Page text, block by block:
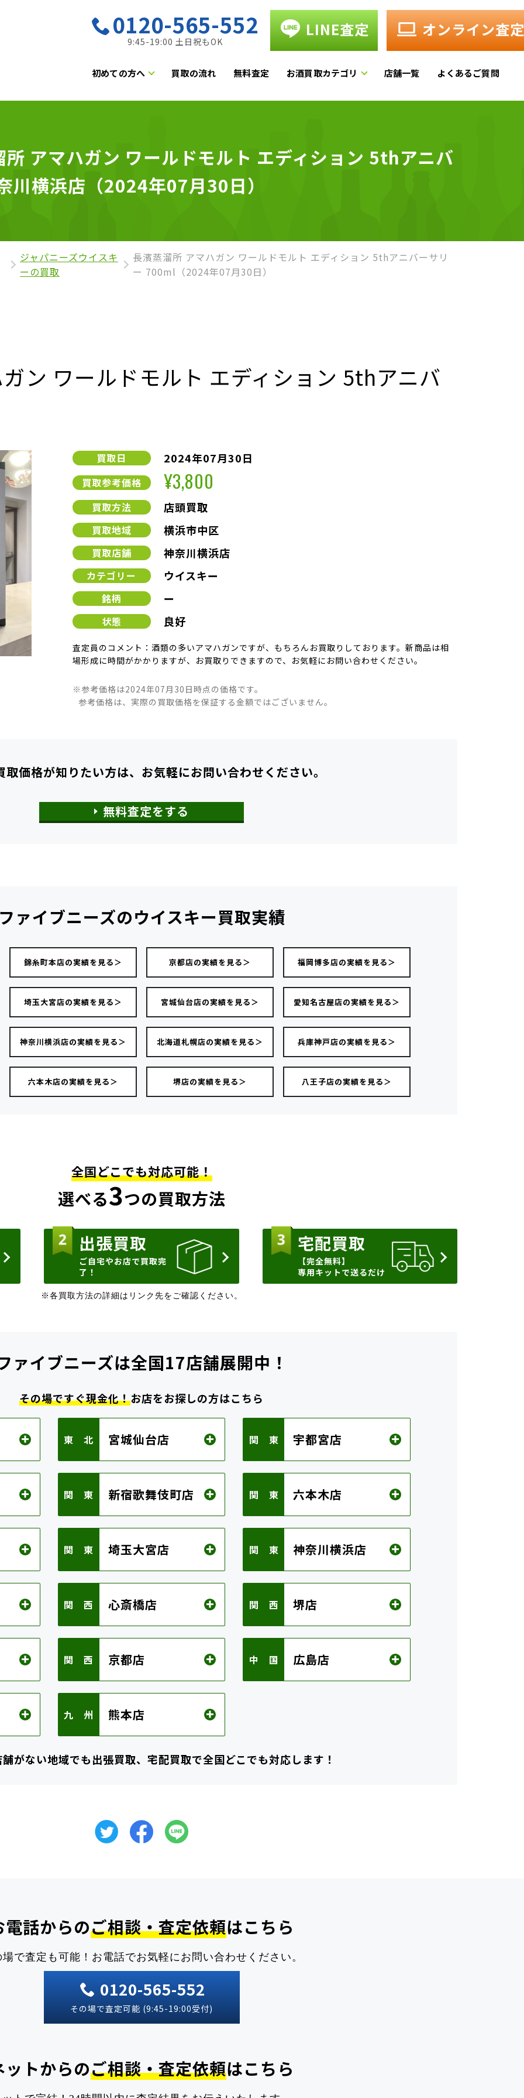
0120-565-552
9:45-19:00 土日祝もOK
LINE査定 オンライン査定
初めての方へ 買取の流れ 無料査定 お酒買取カテゴリ 店舗一覧 よくあるご質問
アマハガン ワールドモルト エディション 5thアニバ
横浜店（2024年07月30日）
ジャパニーズウイスキ
ーの買取
長濱蒸溜所 アマハガン ワールドモルト エディション 5thアニバーサリ
ー 700ml（2024年07月30日）
ン ワールドモルト エディション 5thアニバ
買取日 2024年07月30日
買取参考価格 ¥3,800
買取方法 店頭買取
買取地域 横浜市中区
買取店舗 神奈川横浜店
カテゴリー ウイスキー
銘柄 ー
状態 良好
査定員のコメント：酒類の多いアマハガンですが、もちろんお買取りしております。新商品は相
場形成に時間がかかりますが、お買取りできますので、お気軽にお問い合わせください。
※参考価格は2024年07月30日時点の価格です。
参考価格は、実際の買取価格を保証する金額ではございません。
取価格が知りたい方は、 お気軽にお問い合わせください。
無料査定をする
ァイブニーズのウイスキー買取実績
錦糸町本店の実績を見る＞ 京都店の実績を見る＞ 福岡博多店の実績を見る＞
埼玉大宮店の実績を見る＞ 宮城仙台店の実績を見る＞ 愛知名古屋店の実績を見る＞
神奈川横浜店の実績を見る＞ 北海道札幌店の実績を見る＞ 兵庫神戸店の実績を見る＞
六本木店の実績を見る＞ 堺店の実績を見る＞ 八王子店の実績を見る＞
全国どこでも対応可能！
選べる3つの買取方法
出張買取
ご自宅やお店で買取完
了！
宅配買取
【完全無料】
専用キットで送るだけ
※各買取方法の詳細はリンク先をご確認ください。
ァイブニーズは全国17店舗展開中！
その場ですぐ現金化！お店をお探しの方はこちら
東 北 宮城仙台店 関 東 宇都宮店
関 東 新宿歌舞伎町店 関 東 六本木店
関 東 埼玉大宮店 関 東 神奈川横浜店
関 西 心斎橋店 関 西 堺店
関 西 京都店 中 国 広島店
九 州 熊本店
がない地域でも出張買取、宅配買取で全国どこでも対応します！
電話からのご相談・査定依頼はこちら
で査定も可能！ お電話でお気軽にお問い合わせください。
0120-565-552
その場で査定可能 (9:45-19:00受付)
ットからのご相談・査定依頼はこちら